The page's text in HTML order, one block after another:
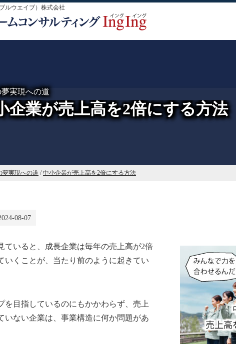
ルウエイブ）株式会社
実現への道
企業が売上高を2倍にする方法
夢実現への道 /中小企業が売上高を2倍にする方法
08-07
ていると、成長企業は毎年の売上高が2倍
いくことが、当たり前のように起きてい
を目指しているのにもかかわらず、売上
いない企業は、事業構造に何か問題があ